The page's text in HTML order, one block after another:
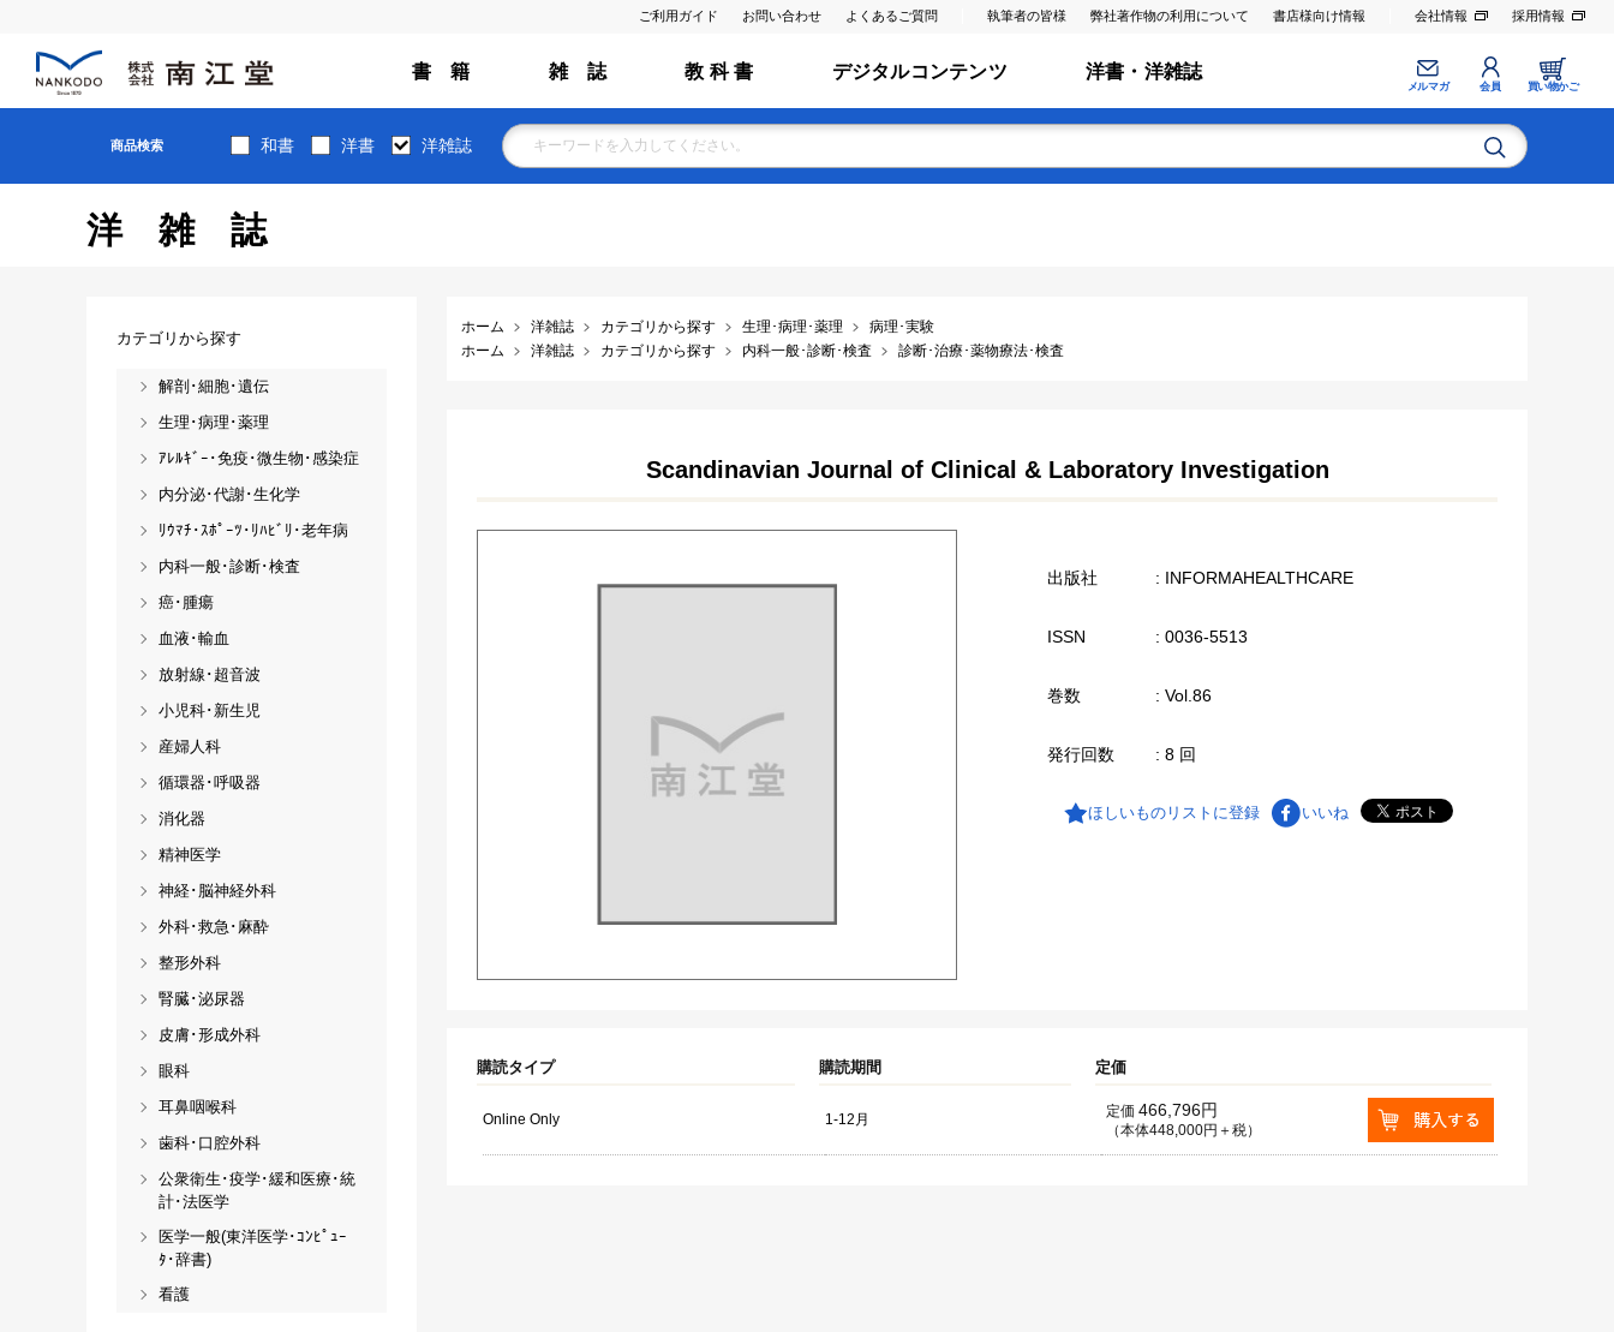
ご利用ガイド お問い合わせ よくあるご質問 執筆者の皆様 弊社著作物の利用について 書店様向け情報 会社情報 採用情報
書 籍 雑 誌 教 科 書 デジタルコンテンツ 洋書・洋雑誌
メルマガ 会員 買い物かご
商品検索 和書 洋書 洋雑誌
洋雑誌
ホーム 洋雑誌 カテゴリから探す 生理･病理･薬理
病理･実験
ホーム
洋雑誌 カテゴリから探す 内科一般･診断･検査 診断･治療･薬物療法･検査
Scandinavian Journal of Clinical & Laboratory Investigation
出版社 : INFORMAHEALTHCARE
ISSN : 0036-5513
巻数 : Vol.86
発行回数 : 8 回
ほしいものリストに登録 いいね
購読タイプ 購読期間 定価
Online Only 1-12月 定価 466,796円
（本体448,000円＋税）
カテゴリから探す
解剖･細胞･遺伝
生理･病理･薬理
ｱﾚﾙｷﾞｰ･免疫･微生物･感染症
内分泌･代謝･生化学
ﾘｳﾏﾁ･ｽﾎﾟｰﾂ･ﾘﾊﾋﾞﾘ･老年病
内科一般･診断･検査
癌･腫瘍
血液･輸血
放射線･超音波
小児科･新生児
産婦人科
循環器･呼吸器
消化器
精神医学
神経･脳神経外科
外科･救急･麻酔
整形外科
腎臓･泌尿器
皮膚･形成外科
眼科
耳鼻咽喉科
歯科･口腔外科
公衆衛生･疫学･緩和医療･統
計･法医学
医学一般(東洋医学･ｺﾝﾋﾟｭｰ
ﾀ･辞書)
看護